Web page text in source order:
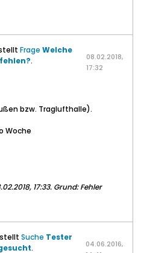
Frage Welche
.
08.02.2018,
17:32
bzw. Traglufthalle).
Woche
17:33. Grund:Fehler
Suche Tester
.
04.06.2016,